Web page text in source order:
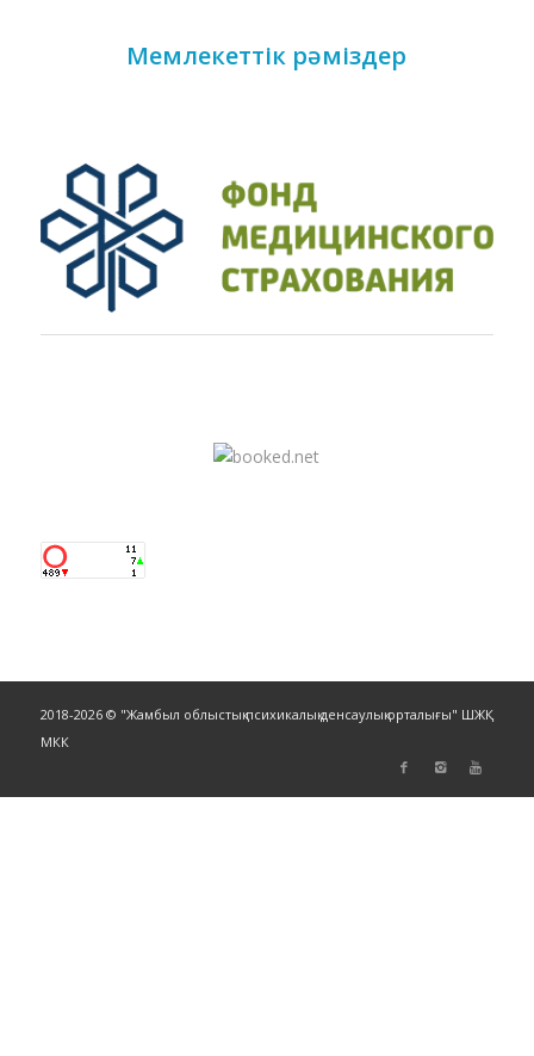
Мемлекеттік рәміздер
2018-2026 © "Жамбыл облыстық психикалық денсаулық орталығы" ШЖҚ
МКК